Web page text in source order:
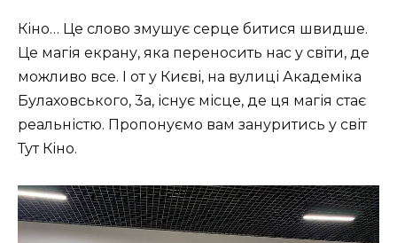
Кіно… Це слово змушує серце битися швидше.
Це магія екрану, яка переносить нас у світи, де
можливо все. І от у Києві, на вулиці Академіка
Булаховського, 3а, існує місце, де ця магія стає
реальністю. Пропонуємо вам зануритись у світ
Тут Кіно.